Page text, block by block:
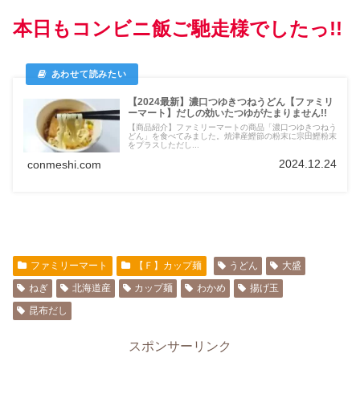
本日もコンビニ飯ご馳走様でしたっ!!
【2024最新】濃口つゆきつねうどん【ファミリ
ーマート】だしの効いたつゆがたまりません!!
【商品紹介】ファミリーマートの商品「濃口つゆきつねう
どん」を食べてみました。焼津産鰹節の粉末に宗田鰹粉末
をプラスしただし...
conmeshi.com 2024.12.24
ファミリーマート 【Ｆ】カップ麺 うどん
大盛
ねぎ
北海道産 カップ麺 わかめ
揚げ玉
昆布だし
スポンサーリンク